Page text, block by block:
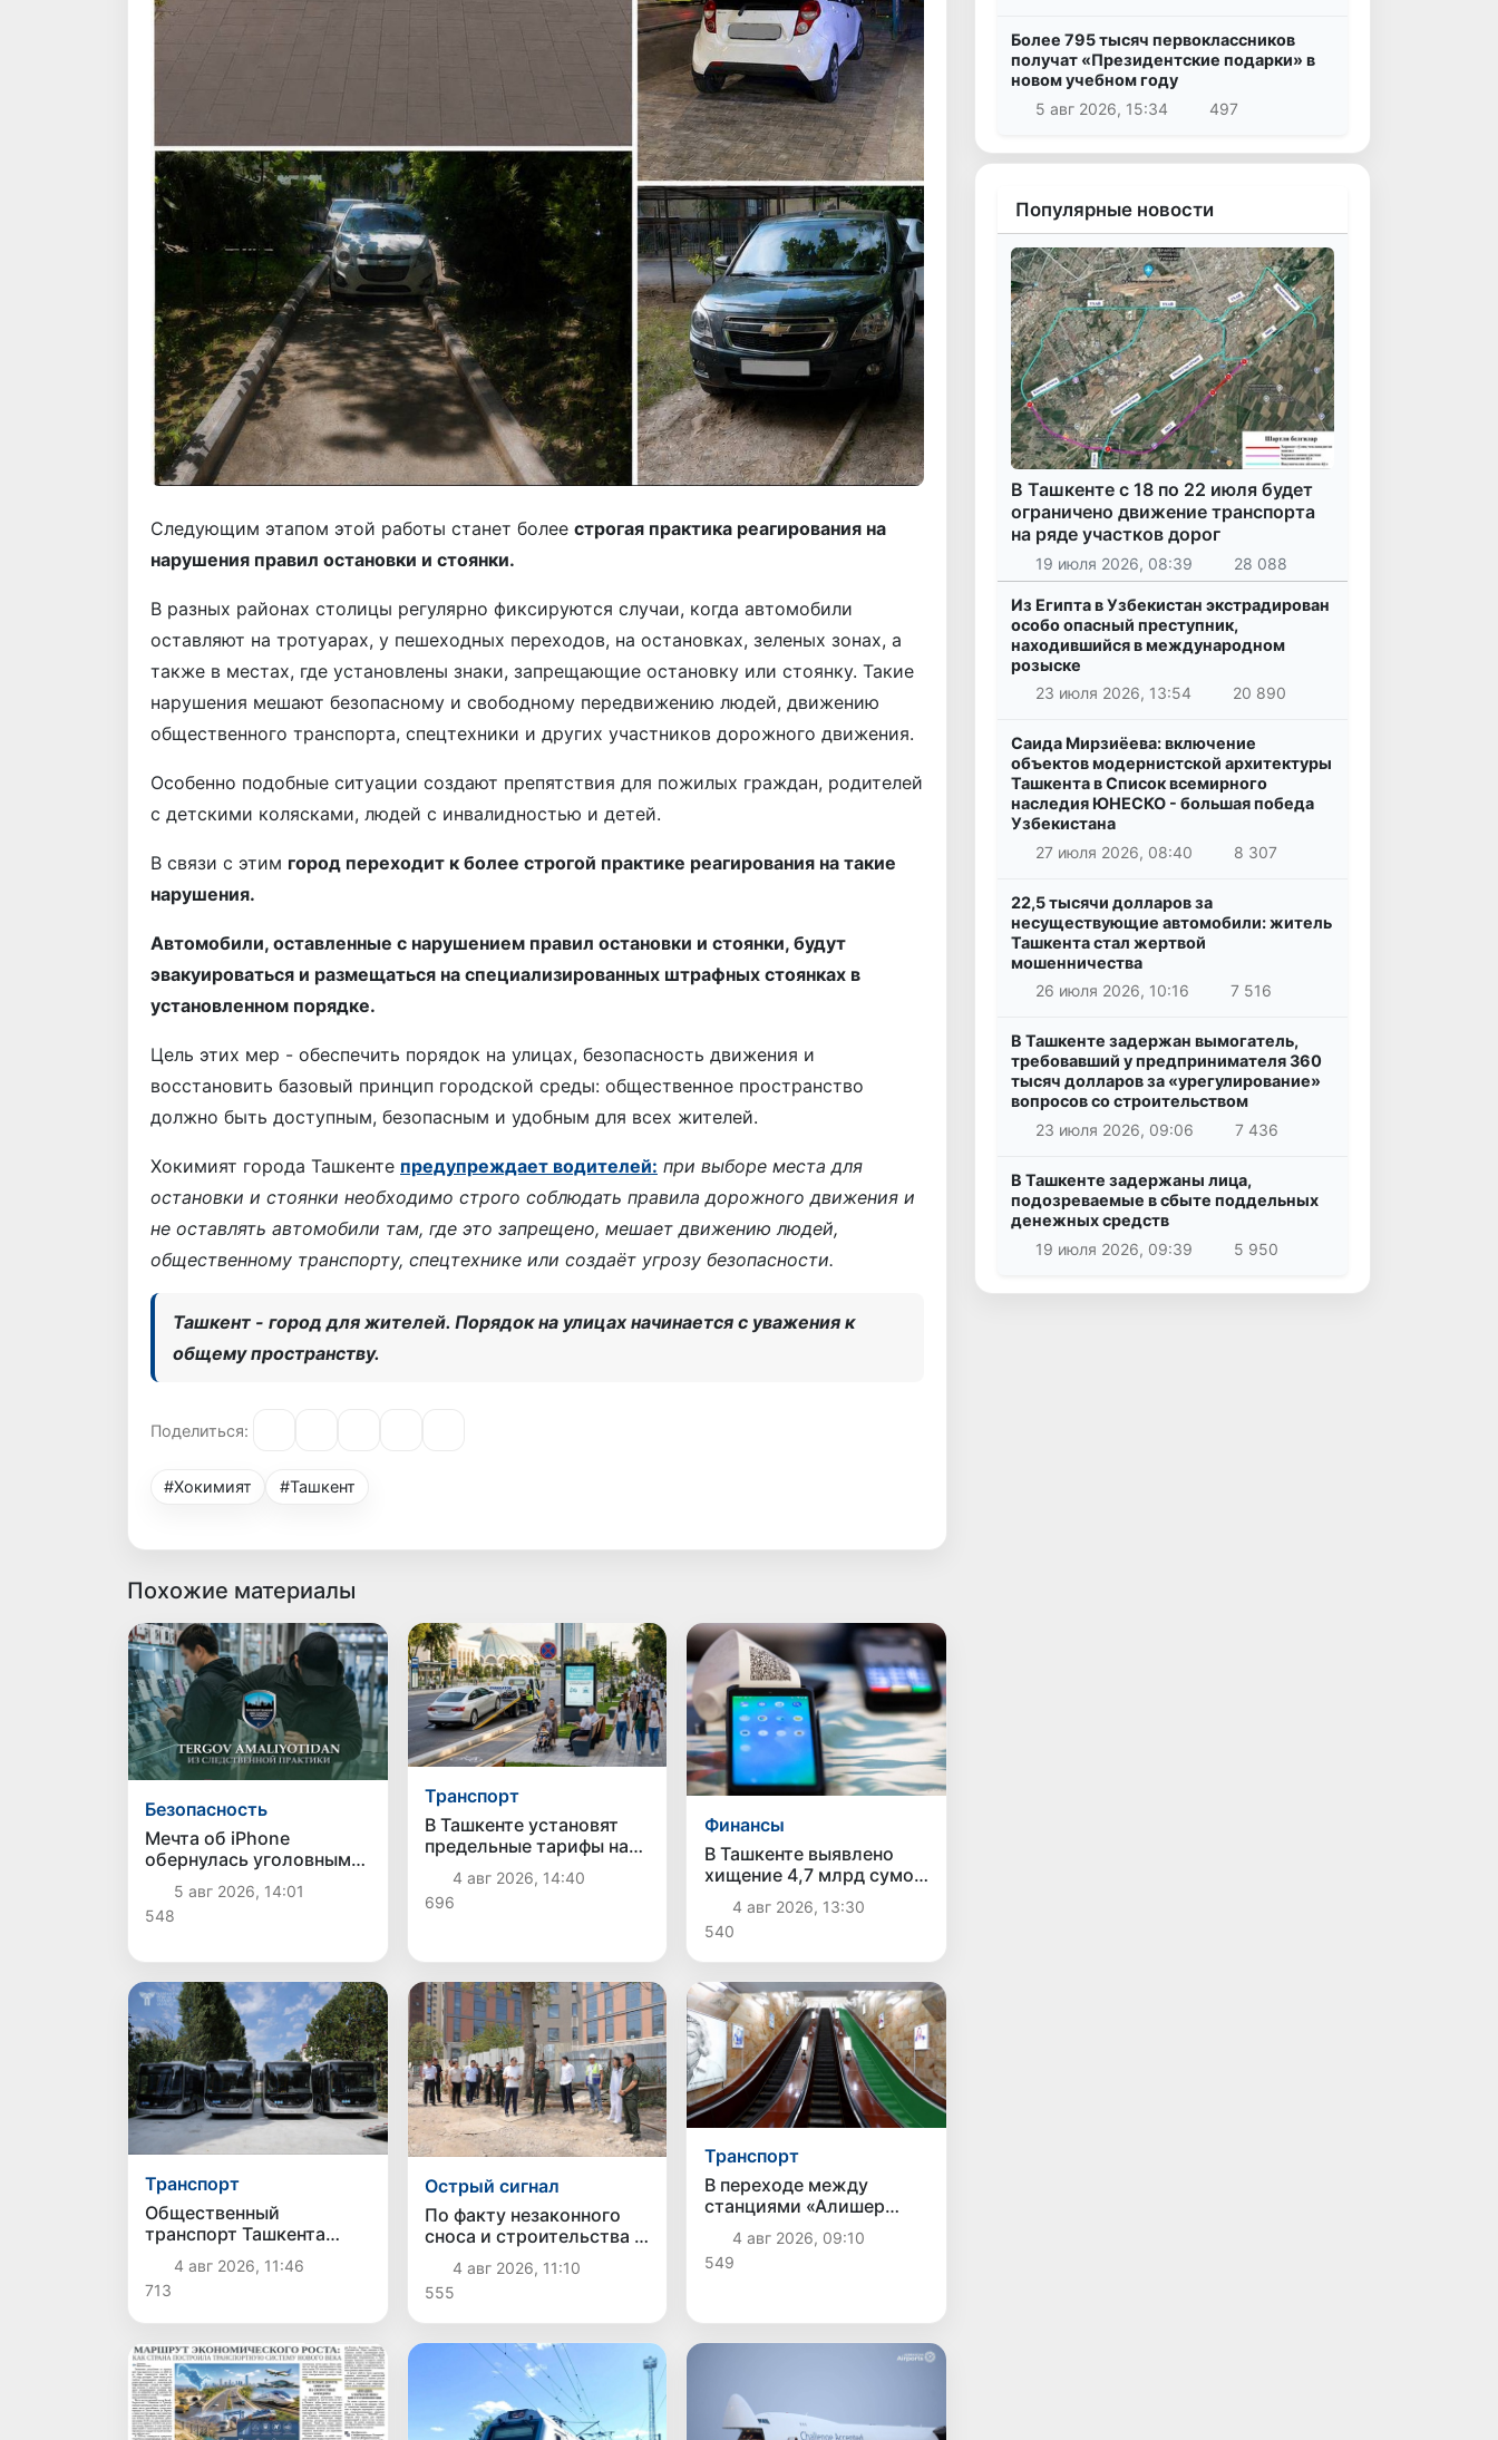
Следующим этапом этой работы станет более строгая практика реагирования на
нарушения правил остановки и стоянки.
В разных районах столицы регулярно фиксируются случаи, когда автомобили
оставляют на тротуарах, у пешеходных переходов, на остановках, зеленых зонах, а
также в местах, где установлены знаки, запрещающие остановку или стоянку. Такие
нарушения мешают безопасному и свободному передвижению людей, движению
общественного транспорта, спецтехники и других участников дорожного движения.
Особенно подобные ситуации создают препятствия для пожилых граждан, родителей
с детскими колясками, людей с инвалидностью и детей.
В связи с этим город переходит к более строгой практике реагирования на такие
нарушения.
Автомобили, оставленные с нарушением правил остановки и стоянки, будут
эвакуироваться и размещаться на специализированных штрафных стоянках в
установленном порядке.
Цель этих мер - обеспечить порядок на улицах, безопасность движения и
восстановить базовый принцип городской среды: общественное пространство
должно быть доступным, безопасным и удобным для всех жителей.
Хокимият города Ташкенте предупреждает водителей: при выборе места для
остановки и стоянки необходимо строго соблюдать правила дорожного движения и
не оставлять автомобили там, где это запрещено, мешает движению людей,
общественному транспорту, спецтехнике или создаёт угрозу безопасности.
Ташкент - город для жителей. Порядок на улицах начинается с уважения к
общему пространству.
Поделиться:
#Хокимият #Ташкент
Похожие материалы
Безопасность
Мечта об iPhone
обернулась уголовным
делом: в Ташкенте
задержали
подозреваемого в краже
5 авг 2026, 14:01
548
Транспорт
В Ташкенте установят
предельные тарифы на
эвакуацию автомобилей
и их хранение на
штрафстоянках
4 авг 2026, 14:40
696
Финансы
В Ташкенте выявлено
хищение 4,7 млрд сумов
бюджетных средств
через схему с
поддельными чеками и
«кешбэком»
4 авг 2026, 13:30
540
Транспорт
Общественный
транспорт Ташкента
пополнился еще 10
современными
электробусами
4 авг 2026, 11:46
713
Острый сигнал
По факту незаконного
сноса и строительства в
Яккасарайском районе
Ташкента возбуждено
уголовное дело
4 авг 2026, 11:10
555
Транспорт
В переходе между
станциями «Алишер
Навои» и «Пахтакор»
после ремонта вновь
заработает эскалатор
4 авг 2026, 09:10
549
Более 795 тысяч первоклассников
получат «Президентские подарки» в
новом учебном году
5 авг 2026, 15:34
497
Популярные новости
В Ташкенте с 18 по 22 июля будет
ограничено движение транспорта
на ряде участков дорог
19 июля 2026, 08:39 28 088
Из Египта в Узбекистан экстрадирован
особо опасный преступник,
находившийся в международном
розыске
23 июля 2026, 13:54
20 890
Саида Мирзиёева: включение
объектов модернистской архитектуры
Ташкента в Список всемирного
наследия ЮНЕСКО - большая победа
Узбекистана
27 июля 2026, 08:40
8 307
22,5 тысячи долларов за
несуществующие автомобили: житель
Ташкента стал жертвой
мошенничества
26 июля 2026, 10:16
7 516
В Ташкенте задержан вымогатель,
требовавший у предпринимателя 360
тысяч долларов за «урегулирование»
вопросов со строительством
23 июля 2026, 09:06
7 436
В Ташкенте задержаны лица,
подозреваемые в сбыте поддельных
денежных средств
19 июля 2026, 09:39
5 950